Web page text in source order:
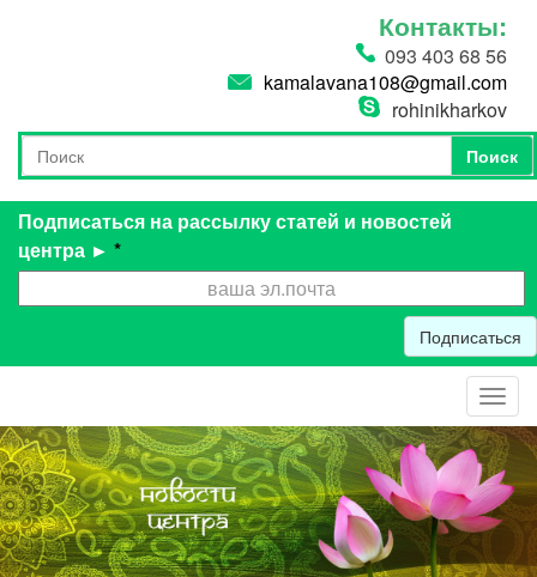
Контакты:
093 403 68 56
kamalavana108@gmail.com
rohinikharkov
Форма поиска
Поиск
Поиск
Подписаться на рассылку статей и новостей
центра ► *
Подписаться